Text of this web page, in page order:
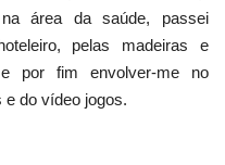
na área da saúde, passei
pelas madeiras e
por fim envolver-me no
e do vídeo jogos.